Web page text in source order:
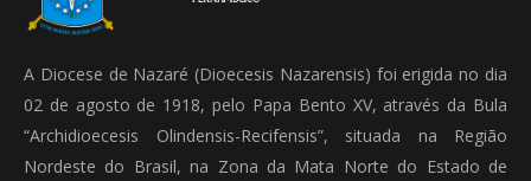
A Diocese de Nazaré (Dioecesis Nazarensis) foi erigida no dia
02 de agosto de 1918, pelo Papa Bento XV, através da Bula
“Archidioecesis Olindensis-Recifensis”, situada na Região
Nordeste do Brasil, na Zona da Mata Norte do Estado de